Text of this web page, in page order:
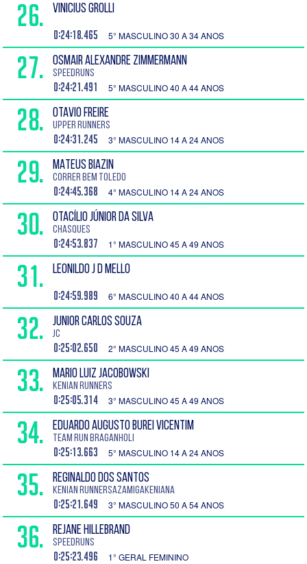
26. VINICIUS GROLLI
0:24:18.465 5° MASCULINO 30 A 34 ANOS
27. OSMAIR ALEXANDRE ZIMMERMANN
SPEEDRUNS
0:24:21.491 5° MASCULINO 40 A 44 ANOS
28. OTAVIO FREIRE
UPPER RUNNERS
0:24:31.245 3° MASCULINO 14 A 24 ANOS
29. MATEUS BIAZIN
Correr Bem Toledo
0:24:45.368 4° MASCULINO 14 A 24 ANOS
30. OTACÍLIO JÚNIOR DA SILVA
Chasques
0:24:53.837 1° MASCULINO 45 A 49 ANOS
31. LEONILDO J D MELLO
0:24:59.989 6° MASCULINO 40 A 44 ANOS
32. JUNIOR CARLOS SOUZA
Jc
0:25:02.650 2° MASCULINO 45 A 49 ANOS
33. MARIO LUIZ JACOBOWSKI
kenian Runners
0:25:05.314 3° MASCULINO 45 A 49 ANOS
34. EDUARDO AUGUSTO BUREI VICENTIM
Team run Braganholi
0:25:13.663 5° MASCULINO 14 A 24 ANOS
35. REGINALDO DOS SANTOS
Kenian RunnersAzamigakeniana
0:25:21.649 3° MASCULINO 50 A 54 ANOS
36. REJANE HILLEBRAND
SPEEDRUNS
0:25:23.496 1° GERAL FEMININO